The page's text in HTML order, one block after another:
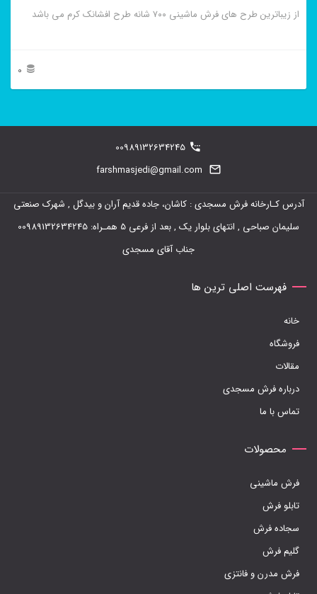
باشد.
در
از زیباترین طرح های فرش ماشینی ۷۰۰ شانه طرح افشانک کرم می باشد
0
محصول
می
باشد.
است
صفحه
محصول
انتخاب
00989132634245
farshmasjedi@gmail.com
آدرس کـارخانه فرش مسجدی : کاشان، جاده قدیم آران و بیدگل , شهرک صنعتی
سلیمان صباحی , انتهای بلوار یک , بعد از فرعی 5 همـراه: 00989132634245
جناب آقای مسجدی
فهرست اصلی ترین ها
خانه
فروشگاه
مقالات
درباره فرش مسجدی
تماس با ما
محصولات
فرش ماشینی
تابلو فرش
سجاده فرش
گلیم فرش
فرش مدرن و فانتزی